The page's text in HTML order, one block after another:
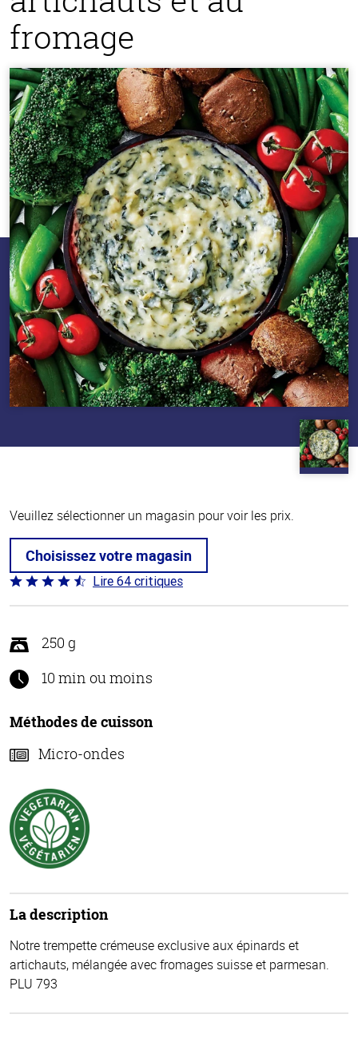
fromage
Veuillez sélectionner un magasin pour voir les prix.
Choisissez votre magasin
Coté
4.4 sur
Lire 64 critiques
250 g
10 min ou moins
Méthodes de cuisson
Micro-ondes
La description
Notre trempette crémeuse exclusive aux épinards et
artichauts, mélangée avec fromages suisse et parmesan.
PLU 793